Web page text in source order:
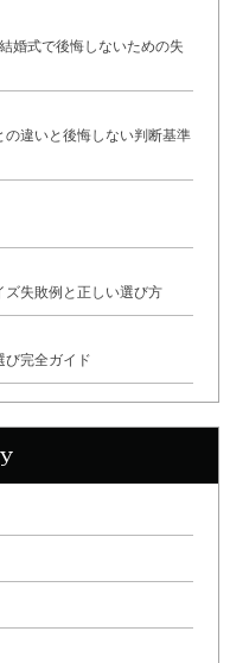
婚式で後悔しないための失
違いと後悔しない判断基準
ズ失敗例と正しい選び方
び完全ガイド